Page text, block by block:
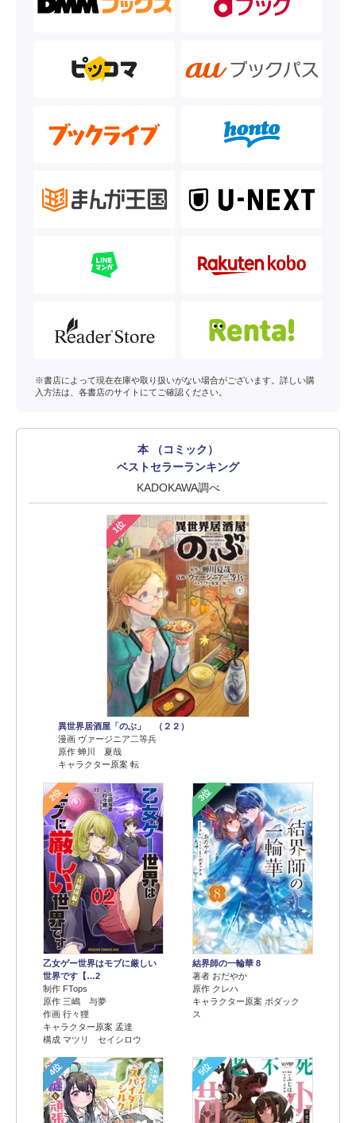
※書店によって現在在庫や取り扱いがない場合がございます。詳しい購
入方法は、各書店のサイトにてご確認ください。
本 （コミック）
ベストセラーランキング
KADOKAWA調べ
1位
異世界居酒屋「のぶ」 （２２）
漫画 ヴァージニア二等兵
原作 蝉川 夏哉
キャラクター原案 転
2位
乙女ゲー世界はモブに厳しい
世界です【…2
制作 FTops
原作 三嶋 与夢
作画 行々狸
キャラクター原案 孟達
構成 マツリ セイシロウ
3位
結界師の一輪華 8
著者 おだやか
原作 クレハ
キャラクター原案 ボダック
ス
4位 5位